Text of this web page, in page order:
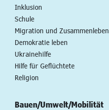
Inklusion
Schule
Migration und Zusammenleben
Demokratie leben
Ukrainehilfe
Hilfe für Geflüchtete
Religion
Bauen/Umwelt/Mobilität